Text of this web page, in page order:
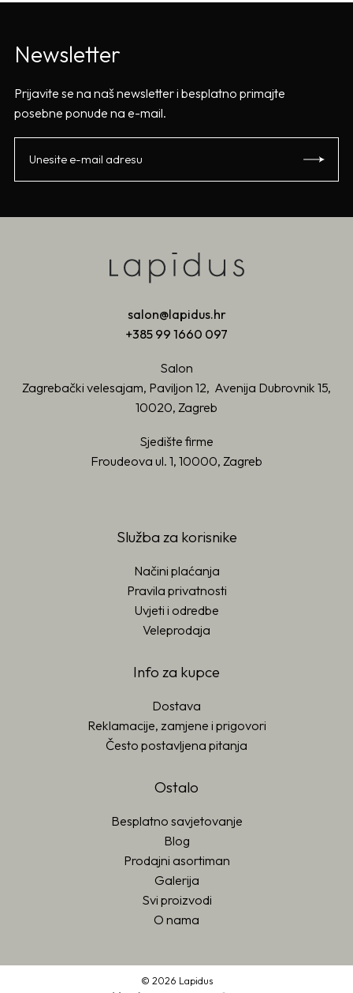
Newsletter
Prijavite se na naš newsletter i besplatno primajte
posebne ponude na e-mail.
salon@lapidus.hr
+385 99 1660 097
Salon
Zagrebački velesajam, Paviljon 12, Avenija Dubrovnik 15,
10020, Zagreb
Sjedište firme
Froudeova ul. 1, 10000, Zagreb
Služba za korisnike
Načini plaćanja
Pravila privatnosti
Uvjeti i odredbe
Veleprodaja
Info za kupce
Dostava
Reklamacije, zamjene i prigovori
Često postavljena pitanja
Ostalo
Besplatno savjetovanje
Blog
Prodajni asortiman
Galerija
Svi proizvodi
O nama
© 2026 Lapidus